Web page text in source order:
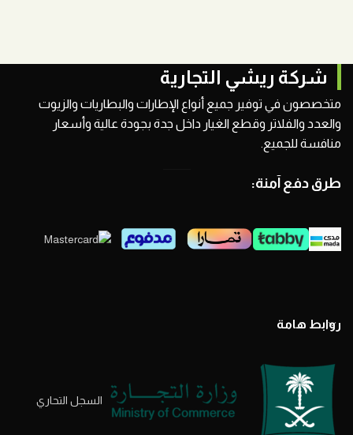
شركة ريشي التجارية
متخصصون في توفير جميع أنواع الإطارات والبطاريات والزيوت
والعدد والفلاتر وقطع الغيار داخل جدة بجودة عالية وأسعار
منافسة للجميع.
طرق دفع آمنة:
روابط هامة
السجل التحاري